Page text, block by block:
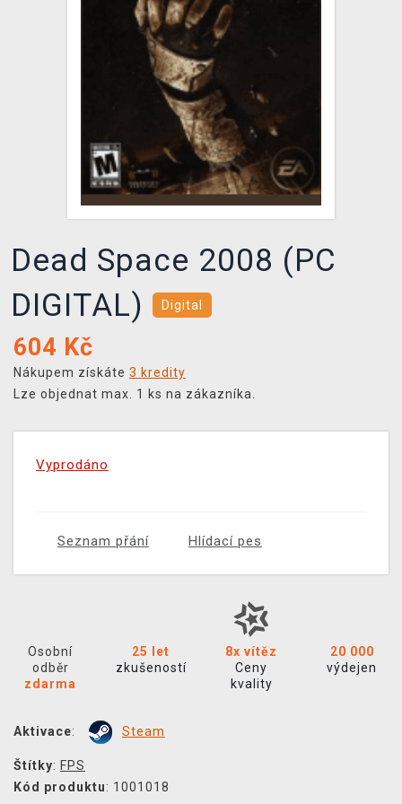
TCG & BOARDGAME HUB
VÝKUP HER (BAZAR)
Dead Space 2008 (PC
DIGITAL)
Digital
604 Kč
Nákupem získáte 3 kredity
Lze objednat max. 1 ks na zákazníka.
Vyprodáno
Seznam přání Hlídací pes
Osobní
odběr
zdarma
25 let
zkušeností
8x vítěz
Ceny
kvality
20 000
výdejen
Aktivace: Steam
Štítky: FPS
Kód produktu: 1001018